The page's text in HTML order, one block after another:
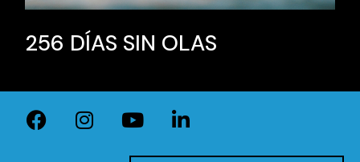
256 DÍAS SIN OLAS